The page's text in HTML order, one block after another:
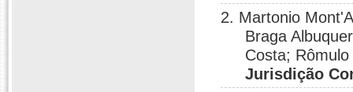
2. Martonio
Braga
Costa;
Jurisdição